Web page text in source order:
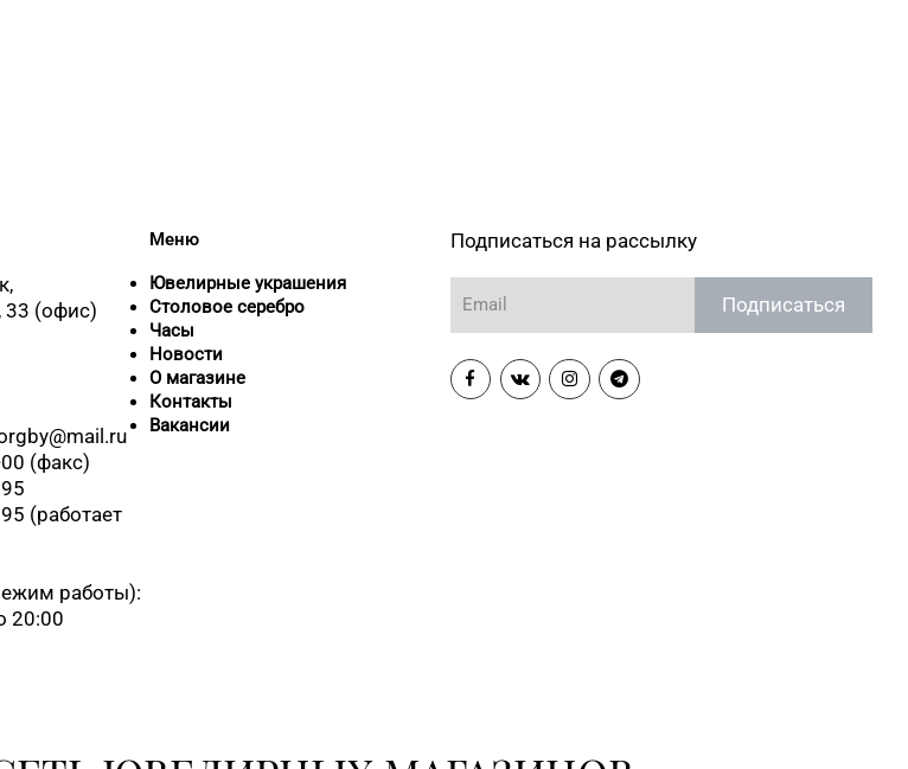
33 (офис)
(факс)
(работает
работы):
20:00
Меню
Ювелирные украшения
Столовое серебро
Часы
Новости
О магазине
Контакты
Вакансии
Подписаться на рассылку
Подписаться